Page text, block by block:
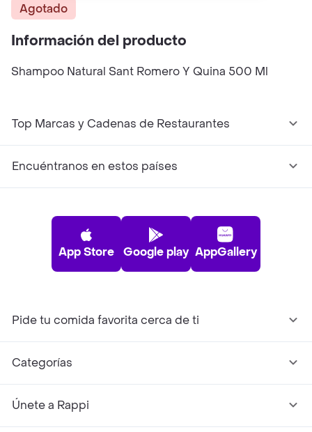
Agotado
Información del producto
Shampoo Natural Sant Romero Y Quina 500 Ml
Top Marcas y Cadenas de Restaurantes
Encuéntranos en estos países
App Store Google play AppGallery
Pide tu comida favorita cerca de ti
Categorías
Únete a Rappi